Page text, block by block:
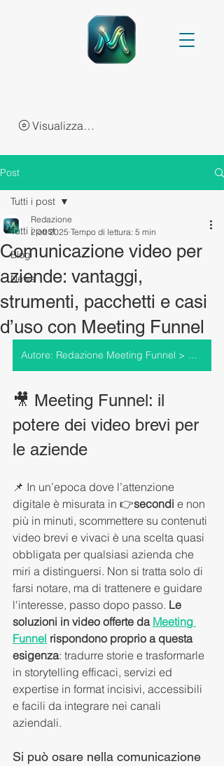
Visualizza punti
Post
Tutti i post
Blog
News
Tutti i post
Comunicazione video per
aziende: vantaggi,
strumenti, pacchetti e casi
d’uso con Meeting Funnel
Redazione
2 ott 2025 Tempo di lettura: 5 min
Autore: Redazione Meeting Funnel > Vai al profilo
🎥 Meeting Funnel: il
potere dei video brevi per
le aziende
📌 In un’epoca dove l’attenzione
digitale è misurata in 👉secondi e non
più in minuti, scommettere su contenuti
video brevi e vivaci è una scelta quasi
obbligata per qualsiasi azienda che
miri a distinguersi. Non si tratta solo di
farsi notare, ma di trattenere e guidare
l'interesse, passo dopo passo. Le
soluzioni in video offerte da Meeting
Funnel rispondono proprio a questa
esigenza: tradurre storie e trasformarle
in storytelling efficaci, servizi ed
expertise in format incisivi, accessibili
e facili da integrare nei canali
aziendali.
Si può osare nella comunicazione